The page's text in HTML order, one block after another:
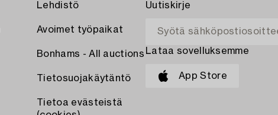
Lehdistö
Avoimet työpaikat
Bonhams - All auctions
Tietosuojakäytäntö
Tietoa evästeistä
Uutiskirje
Lataa sovelluksemme
App Store